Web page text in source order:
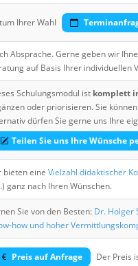
Ihrer Wahl
Absprache. Gerne geben wir
auf Basis Ihrer individuellen
Schulungsmodul ist komplett
oder priorisieren. Sie
dürfen Sie gerne uns Ihre
Teilen Sie uns Ihre Wünsche
bieten eine Vielzahl didaktischer
ganz nach Ihren Wünschen.
Sie von den Besten: Dr. Holger
how und hoher
Preis auf Anfrage
Der Preis